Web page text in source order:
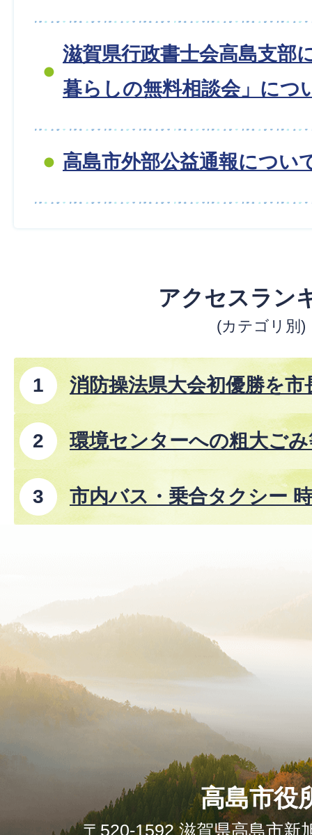
滋賀県行政書士会高島支部
暮らしの無料相談会」につ
高島市外部公益通報につい
アクセスラン
(カテゴリ別)
消防操法県大会初優勝を市
環境センターへの粗大ご
市内バス・乗合タクシー
8年8月1日改正)
高島市役
〒520-1592 滋賀県高島市新